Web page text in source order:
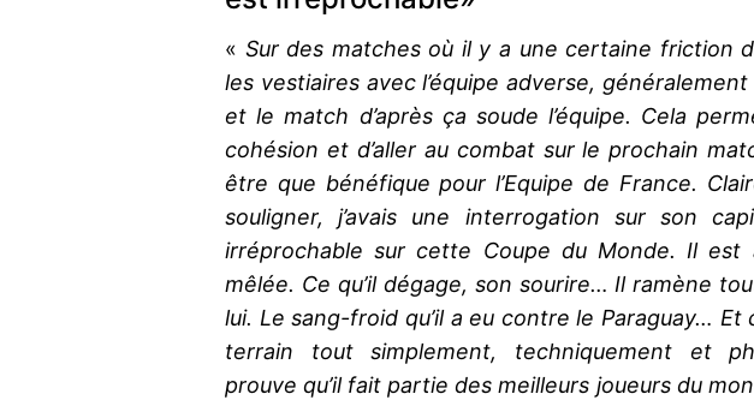
« Sur des matches où il y a une certaine friction
les vestiaires avec l’équipe adverse, généralement
et le match d’après ça soude l’équipe. Cela
cohésion et d’aller au combat sur le prochain
être que bénéfique pour l’Equipe de France.
souligner, j’avais une interrogation sur son
irréprochable sur cette Coupe du Monde. Il est
mêlée. Ce qu’il dégage, son sourire… Il ramène
lui. Le sang-froid qu’il a eu contre le Paraguay… Et
terrain tout simplement, techniquement et
prouve qu’il fait partie des meilleurs joueurs du